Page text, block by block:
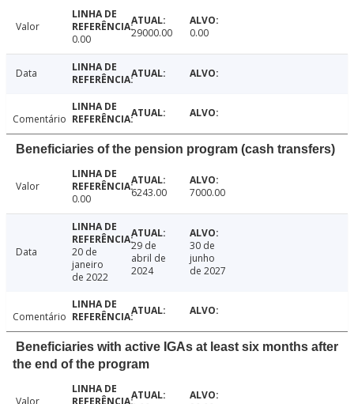
Valor
0.00
29000.00 0.00
Data
Comentário
Beneficiaries of the pension program (cash transfers)
Valor
0.00
6243.00 7000.00
Data
20 de
janeiro
de 2022
29 de
abril de
2024
30 de
junho
de 2027
Comentário
Beneficiaries with active IGAs at least six months after
the end of the program